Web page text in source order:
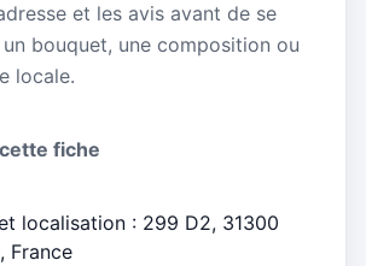
et les avis avant de se
bouquet, une composition ou
locale.
fiche
localisation : 299 D2, 31300
France